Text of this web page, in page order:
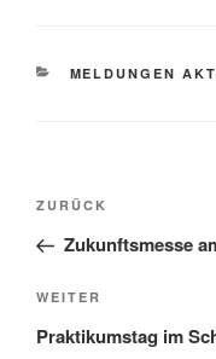
KATEGORIEN
MELDUNGEN
Beitragsnavigation
Vorheriger
Beitrag
ZURÜCK
Zukunftsmesse
Nächster
Beitrag
WEITER
Praktikumstag im